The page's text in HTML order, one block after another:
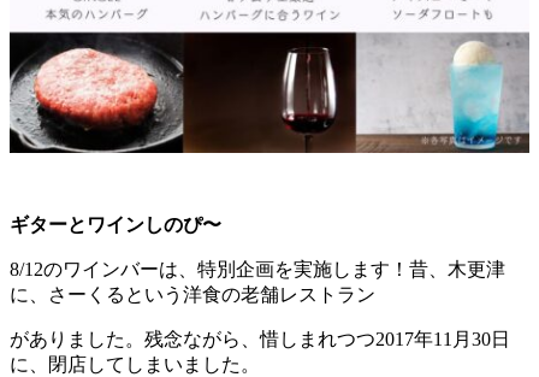
ギターとワインしのぴ〜
8/12のワインバーは、特別企画を実施します！昔、木更津
に、さーくるという洋食の老舗レストラン
がありました。残念ながら、惜しまれつつ2017年11月30日
に、閉店してしまいました。